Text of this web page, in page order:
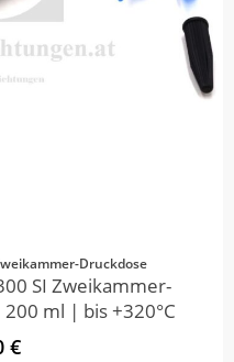
Druckdose
SI Zweikammer-
ml | bis +320°C
€